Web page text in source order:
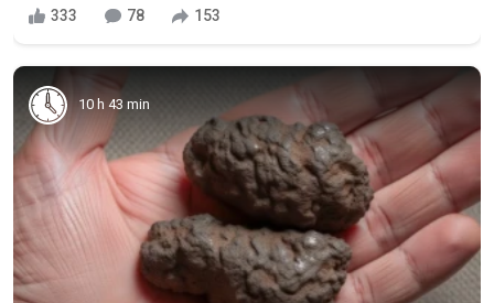
333 78 153
10 h 43 min